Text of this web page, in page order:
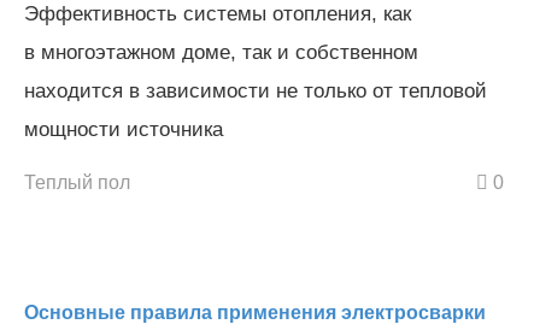
Эффективность системы отопления, как
в многоэтажном доме, так и собственном
находится в зависимости не только от тепловой
мощности источника
Теплый пол 0
Основные правила применения электросварки